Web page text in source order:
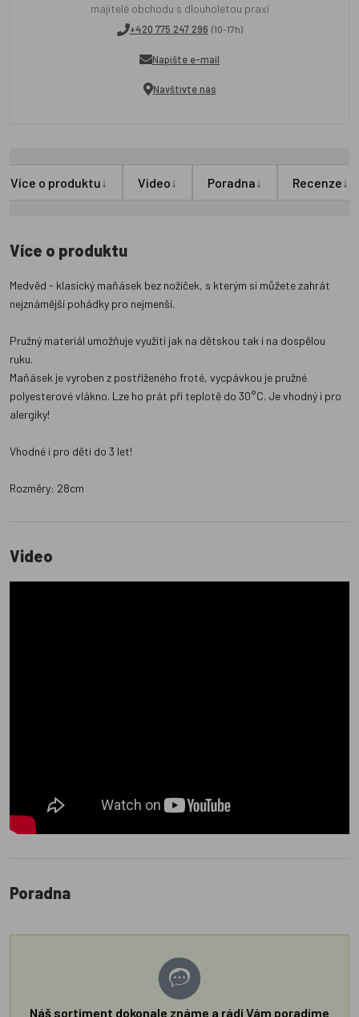
majitelé obchodu s dlouholetou praxí
+420 775 247 296 (10-17h)
Napište e-mail
Navštivte nás
Více o produktu↓ Video↓ Poradna↓ Recenze↓
Více o produktu
Medvěd - klasický maňásek bez nožiček, s kterým si můžete zahrát
nejznámější pohádky pro nejmenší.
Pružný materiál umožňuje využití jak na dětskou tak i na dospělou
ruku.
Maňásek je vyroben z postřiženého froté, vycpávkou je pružné
polyesterové vlákno. Lze ho prát při teplotě do 30°C. Je vhodný i pro
alergiky!
Vhodné i pro děti do 3 let!
Rozměry: 28cm
Video
Poradna
Náš sortiment dokonale známe a rádi Vám poradíme